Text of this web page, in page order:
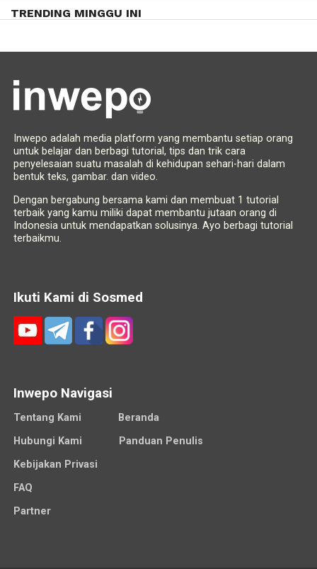
TRENDING MINGGU INI
Inwepo adalah media platform yang membantu setiap orang
untuk belajar dan berbagi tutorial, tips dan trik cara
penyelesaian suatu masalah di kehidupan sehari-hari dalam
bentuk teks, gambar. dan video.
Dengan bergabung bersama kami dan membuat 1 tutorial
terbaik yang kamu miliki dapat membantu jutaan orang di
Indonesia untuk mendapatkan solusinya. Ayo berbagi tutorial
terbaikmu.
Ikuti Kami di Sosmed
Inwepo Navigasi
Tentang Kami
Beranda
Hubungi Kami
Panduan Penulis
Kebijakan Privasi
FAQ
Partner